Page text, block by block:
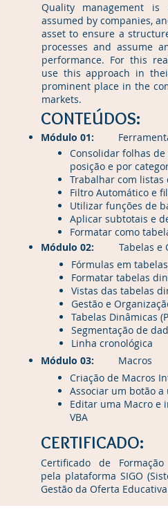
Quality management is
assumed by companies,
asset to ensure a
processes and assume
performance. For this
use this approach in
prominent place in the
markets.
CONTEÚDOS:
Módulo 01:
Consolidar folhas
posição e por
Trabalhar com listas
Filtro Automático e
Utilizar funções de
Aplicar subtotais e
Formatar como
Módulo 02:
Tabelas e
Fórmulas em
Formatar tabelas
Vistas das tabelas
Gestão e
Tabelas Dinâmicas
Segmentação de
Linha cronológica
Módulo 03:
Macros
Criação de Macros
Associar um botão a
Editar uma Macro e
VBA
CERTIFICADO:
Certificado de
pela plataforma SIGO
Gestão da Oferta